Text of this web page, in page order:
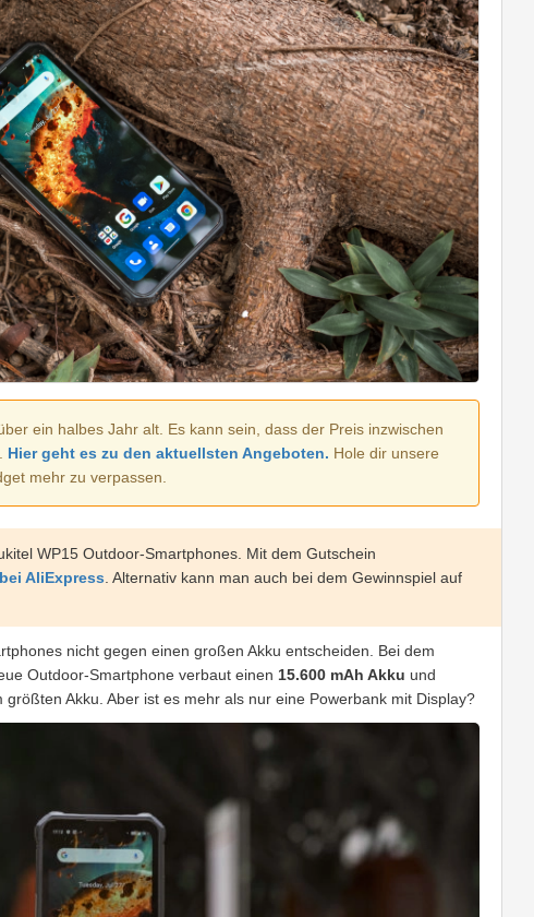
ein halbes Jahr alt. Es kann sein, dass der Preis inzwischen
Hier geht es zu den aktuellsten Angeboten. Hole dir unsere
mehr zu verpassen.
WP15 Outdoor-Smartphones. Mit dem Gutschein
AliExpress. Alternativ kann man auch bei dem Gewinnspiel auf
nicht gegen einen großen Akku entscheiden. Bei dem
Outdoor-Smartphone verbaut einen 15.600 mAh Akku und
Akku. Aber ist es mehr als nur eine Powerbank mit Display?